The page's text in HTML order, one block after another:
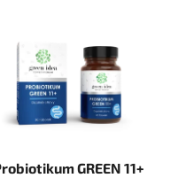
GREEN 11+